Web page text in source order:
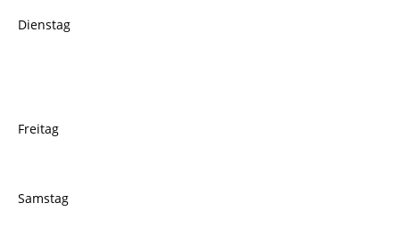
Dienstag
Freitag
Samstag